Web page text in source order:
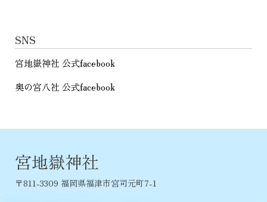
SNS
宮地嶽神社 公式facebook
奥の宮八社 公式facebook
宮地嶽神社
〒811-3309 福岡県福津市宮司元町7-1